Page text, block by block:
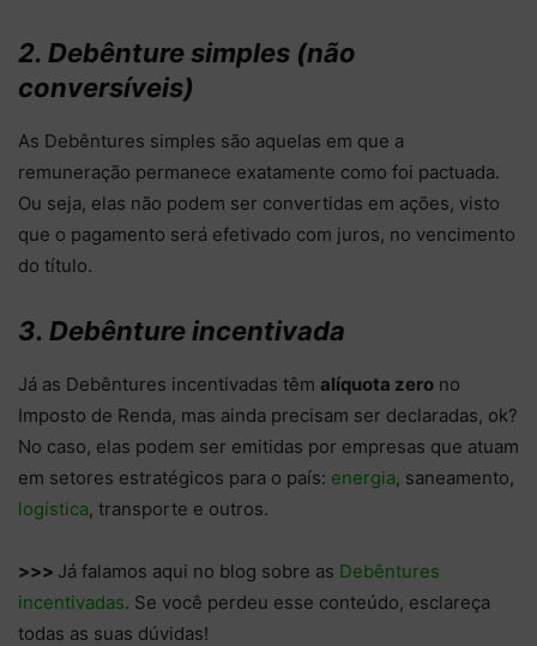
2. Debênture simples (não
conversíveis)
As Debêntures simples são aquelas em que a
remuneração permanece exatamente como foi pactuada.
Ou seja, elas não podem ser convertidas em ações, visto
que o pagamento será efetivado com juros, no vencimento
do título.
3. Debênture incentivada
Já as Debêntures incentivadas têm alíquota zero no
Imposto de Renda, mas ainda precisam ser declaradas, ok?
No caso, elas podem ser emitidas por empresas que atuam
em setores estratégicos para o país: energia, saneamento,
logística, transporte e outros.
>>> Já falamos aqui no blog sobre as Debêntures
incentivadas. Se você perdeu esse conteúdo, esclareça
todas as suas dúvidas!